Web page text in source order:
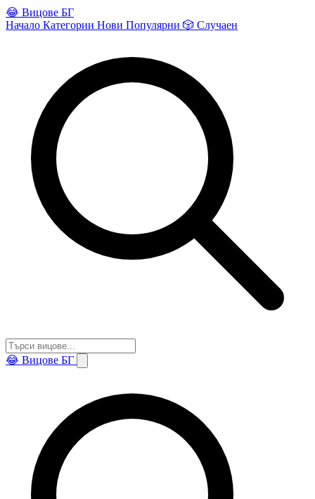
😂 Вицове БГ
Начало Категории Нови Популярни 🎲 Случаен
😂 Вицове БГ